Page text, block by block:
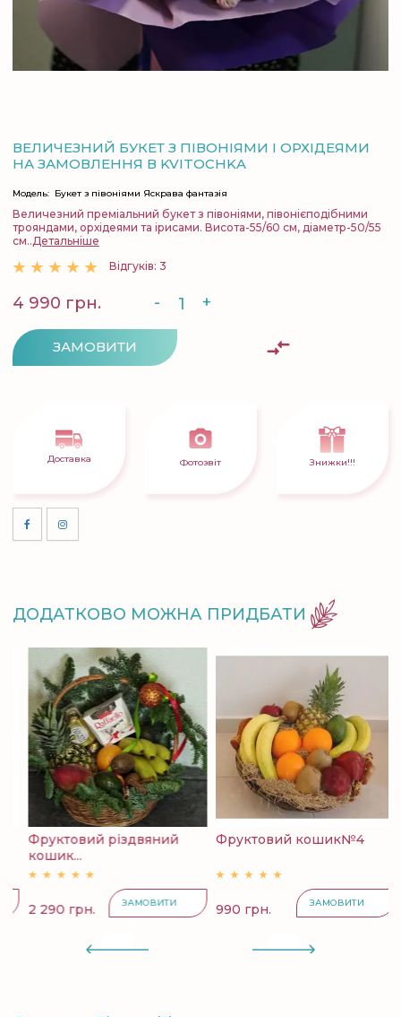
ВЕЛИЧЕЗНИЙ БУКЕТ З ПІВОНІЯМИ І ОРХІДЕЯМИ
НА ЗАМОВЛЕННЯ В KVITOCHKA
Модель: Букет з півоніями Яскрава фантазія
Величезний преміальний букет з півоніями, півонієподібними
трояндами, орхідеями та ірисами. Висота-55/60 см, діаметр-50/55
см..Детальніше
Відгуків: 3
4 990 грн. - +
ЗАМОВИТИ
Доставка Фотозвіт Знижки!!!
ДОДАТКОВО МОЖНА ПРИДБАТИ
Фруктовий різдвяний
кошик...
2 290 грн. ЗАМОВИТИ
Фруктовий кошик№4
990 грн. ЗАМОВИТИ